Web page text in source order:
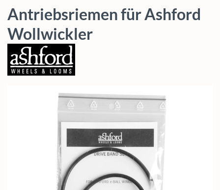
Antriebsriemen für Ashford
Wollwickler